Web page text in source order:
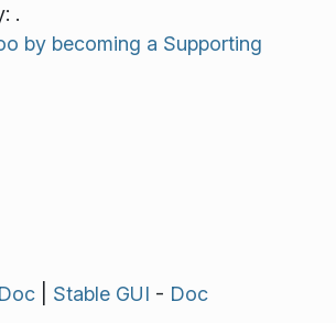
.
by becoming a Supporting
Doc| Stable GUI - Doc